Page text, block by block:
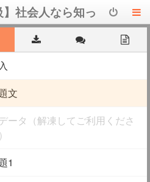
】社会人なら知っ
リテラシー
文
ータ（解凍してご利用くださ
1